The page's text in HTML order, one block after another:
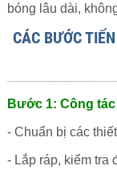
bóng lâu dài,
CÁC BƯỚC
Bước 1: Công
- Chuẩn bị các
- Lắp ráp, kiểm tra